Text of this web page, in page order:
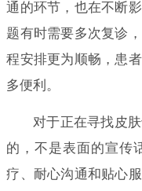
通的环节，也在不断
题有时需要多次复诊
程安排更为顺畅，患
多便利。
对于正在寻找皮
的，不是表面的宣传
疗、耐心沟通和贴心